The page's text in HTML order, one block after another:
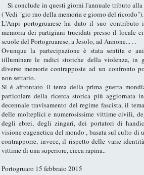
Si conclude in questi giorni l'annuale tributo
( Vedi "gio rno della memoria e giorno del ricordo").
L'Anpi portogruarese ha dato il suo contributo
memoria dei partigiani trucidati presso il locale
scuole del Portogruarese, a Jesolo, ad Annone... . .
Ovunque la partecipazione è stata sentita e
iilluminare le radici storiche della violenza, in
diverse memorie contrapposte ad un confronto
non settario.
Si è affrontato il tema della prima guerra
particolare della ricerca storica più aggiornata
decennale travisamento del regime fascista, il
delle molteplici e numerosissime vittime civili,
degli ebrei, degli zingari, dei portatori di
visione eugenetica del mondo , basata sul culto di
contrapporre, invece, il rispetto delle varie
vittime di una superiore, cieca rapina..
Portogruaro 15 febbraio 2015